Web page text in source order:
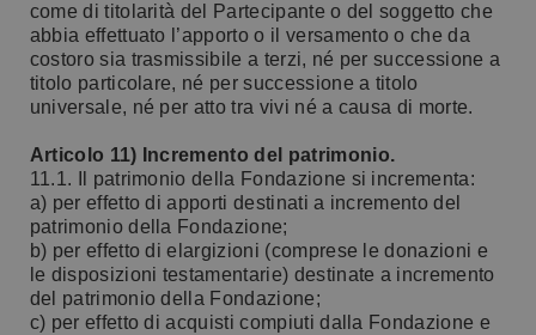
come di titolarità del Partecipante o del soggetto che
abbia effettuato l’apporto o il versamento o che da
costoro sia trasmissibile a terzi, né per successione a
titolo particolare, né per successione a titolo
universale, né per atto tra vivi né a causa di morte.
Articolo 11) Incremento del patrimonio.
11.1. Il patrimonio della Fondazione si incrementa:
a) per effetto di apporti destinati a incremento del
patrimonio della Fondazione;
b) per effetto di elargizioni (comprese le donazioni e
le disposizioni testamentarie) destinate a incremento
del patrimonio della Fondazione;
c) per effetto di acquisti compiuti dalla Fondazione e